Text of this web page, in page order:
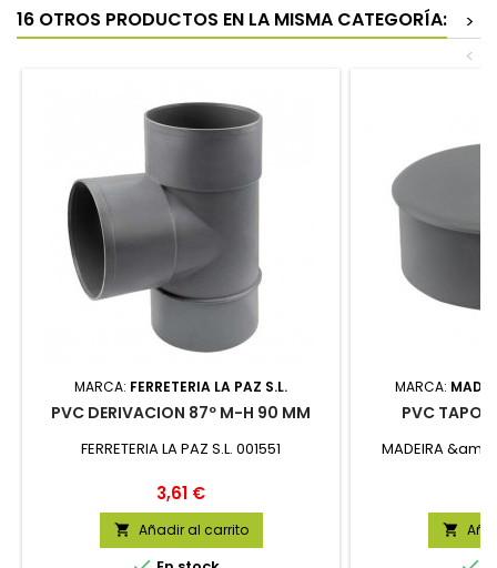
16 OTROS PRODUCTOS EN LA MISMA CATEGORÍA:
>
<
MARCA: FERRETERIA LA PAZ S.L.
PVC DERIVACION 87º M-H 90 MM
FERRETERIA LA PAZ S.L. 001551
Precio
3,61 €
 Añadir al carrito
MARCA:
PVC
MADEIRA
